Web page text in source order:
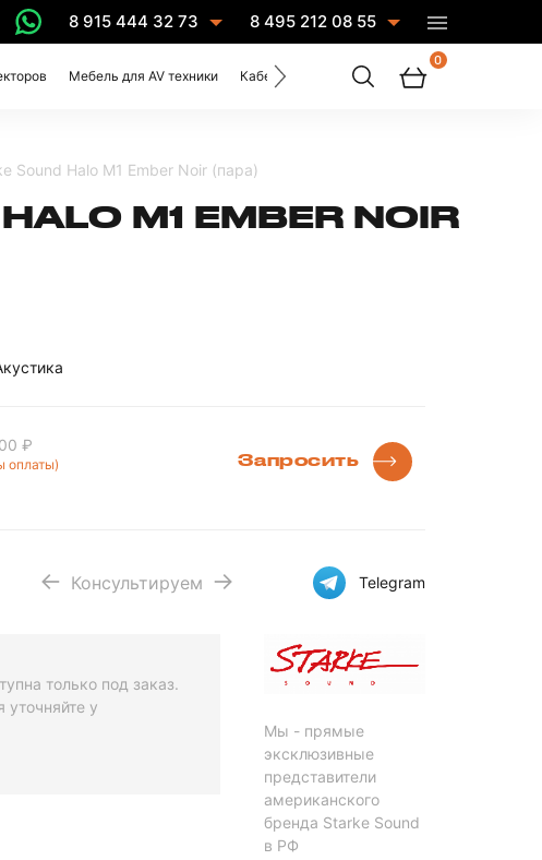
8 915 444 32 73 8 495 212 08 55
Мебель для AV техники Кабели Услуги
0
Sound Halo M1 Ember Noir (пара)
M1 EMBER NOIR
₽
оплаты)
Запросить
Консультируем Telegram
только под заказ.
уточняйте у
Мы - прямые
эксклюзивные
представители
американского
бренда Starke Sound
в РФ